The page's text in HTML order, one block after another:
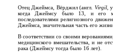
Отец Джеймса, Вёрджил (англ. Virgil,
когда Джеймсу было 13, и его
последователями религиозного
Джеймса, значительная часть его
В соответствии со своими
медицинского вмешательства, и не
рака (Джеймсу тогда было 16 лет).